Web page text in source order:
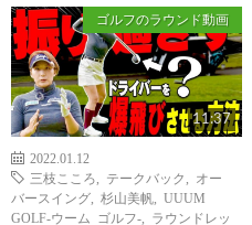
ゴルフのラウンド動画
11:37
2022.01.12
三枝こころ
テークバック
オー
バースイング
杉山美帆
UUUM
GOLF-ウーム ゴルフ-
ラウンドレッ